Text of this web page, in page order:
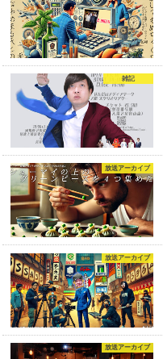
雑記
放送アーカイブ
放送アーカイブ
放送アーカイブ